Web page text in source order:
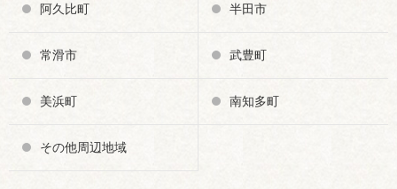
阿久比町 半田市
常滑市 武豊町
美浜町 南知多町
その他周辺地域